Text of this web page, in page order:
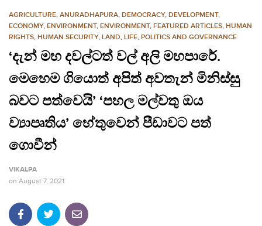
AGRICULTURE, ANURADHAPURA, DEMOCRACY, DEVELOPMENT,
ECONOMY, ENVIRONMENT, ENVIRONMENT, FEATURED ARTICLES, HUMAN
RIGHTS, HUMAN SECURITY, LAND, LIFE, POLITICS AND GOVERNANCE
‘දැන් මහ දවල්ටත් වල් අලි මහපාරේ.
මෙහෙම ගියොත් අපිත් අවතැන් මිනිස්සු
බවට පත්වෙයි’ ‘පහල මල්වතු ඔය
ව්‍යාපෘතිය’ හේතුවෙන් පීඩාවට පත්
ගොවීන්
VIKALPA
on August 7, 2021